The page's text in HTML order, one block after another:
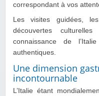
correspondant à vos
Les visites guidées,
découvertes
connaissance de
authentiques.
Une dimension
incontournable
L’Italie étant